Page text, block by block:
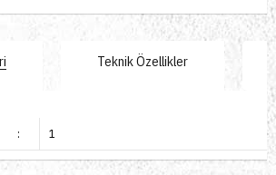
Teknik Özellikler
: 1